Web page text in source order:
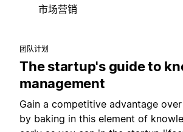
市场营销
团队计划
The startup's guide to
management
Gain a competitive advantage
by baking in this element of